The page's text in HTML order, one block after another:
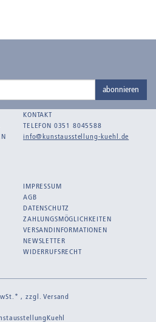
Koehler
abonnieren
KONTAKT
TELEFON 0351 8045588
info@kunstausstellung-kuehl.de
IMPRESSUM
AGB
DATENSCHUTZ
ZAHLUNGSMÖGLICHKEITEN
VERSANDINFORMATIONEN
NEWSLETTER
WIDERRUFSRECHT
, zzgl.Versand